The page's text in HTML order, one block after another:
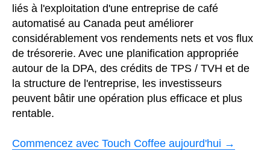
liés à l'exploitation d'une entreprise de café
automatisé au Canada peut améliorer
considérablement vos rendements nets et vos flux
de trésorerie. Avec une planification appropriée
autour de la DPA, des crédits de TPS / TVH et de
la structure de l'entreprise, les investisseurs
peuvent bâtir une opération plus efficace et plus
rentable.
Commencez avec Touch Coffee aujourd'hui →